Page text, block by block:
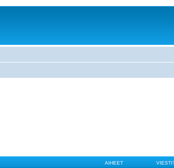
AIHEET